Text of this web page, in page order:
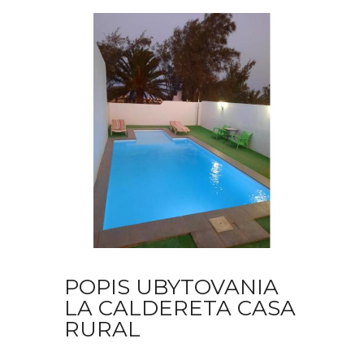
POPIS UBYTOVANIA
LA CALDERETA CASA
RURAL